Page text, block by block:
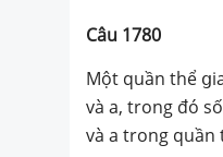
Câu 1780
Một quần thể ց
và a, trong đó
và a trong quần